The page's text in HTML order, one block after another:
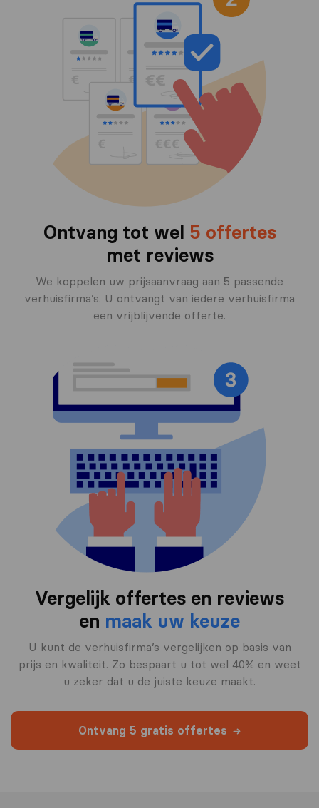
Ontvang tot wel 5 offertes
met reviews
We koppelen uw prijsaanvraag aan 5 passende
verhuisfirma’s. U ontvangt van iedere verhuisfirma
een vrijblijvende offerte.
Vergelijk offertes en reviews
en maak uw keuze
U kunt de verhuisfirma’s vergelijken op basis van
prijs en kwaliteit. Zo bespaart u tot wel 40% en weet
u zeker dat u de juiste keuze maakt.
Ontvang 5 gratis offertes